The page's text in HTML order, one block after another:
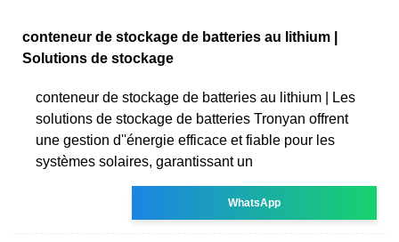
conteneur de stockage de batteries au lithium |
Solutions de stockage
conteneur de stockage de batteries au lithium | Les
solutions de stockage de batteries Tronyan offrent
une gestion d''énergie efficace et fiable pour les
systèmes solaires, garantissant un
WhatsApp